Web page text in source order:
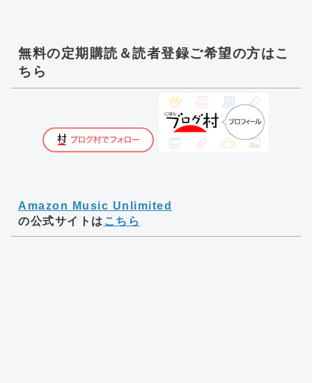
無料の定期購読＆読者登録ご希望の方はこ
ちら
Amazon Music Unlimited
の公式サイトは こちら